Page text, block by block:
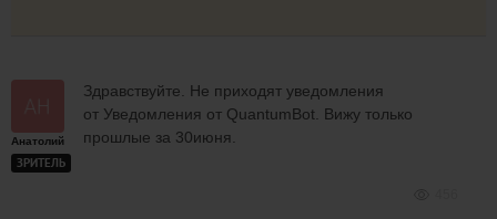
Анатолий
ЗРИТЕЛЬ
Здравствуйте. Не приходят уведомления
от Уведомления от QuantumBot. Вижу только
прошлые за 30июня.